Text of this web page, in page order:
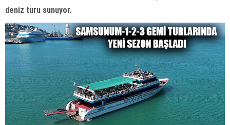
deniz turu sunuyor.